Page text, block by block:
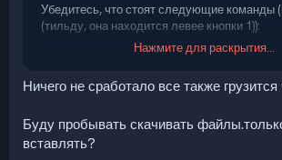
Убедитесь, что стоят следующие команды
(тильду, она находится левее кнопки 1)):
cl_downloadfilter all
Вкрайнемслучае попробуйте скачать
подключится к любой стране (Германия к
Нажмите для раскрытия...
Ничего не сработало все также
Буду пробывать скачивать
вставлять?